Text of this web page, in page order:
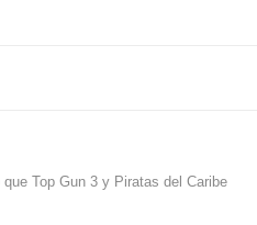
Top Gun 3 y Piratas del Caribe